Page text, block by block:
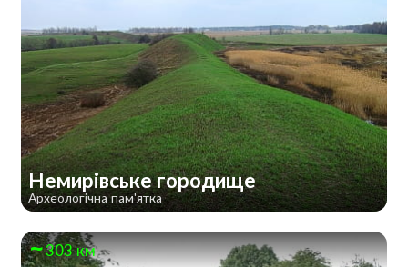
Немирівське городище
Археологічна пам'ятка
303 км